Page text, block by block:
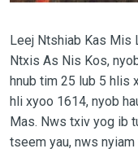
Leej Ntshiab Kas Mis
Ntxis As Nis Kos,
hnub tim 25 lub 5 hlis
hli xyoo 1614, nyob
Mas. Nws txiv yog ib
tseem yau, nws